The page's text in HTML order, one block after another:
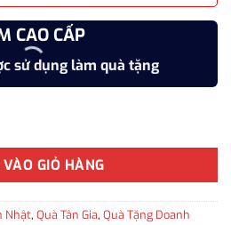
CAO CẤP
sử dụng làm quà tặng
bằng nhôm nguyên khối WL991
GIỎ HÀNG
Nhật, Quà Tân Gia, Quà Tặng Doanh